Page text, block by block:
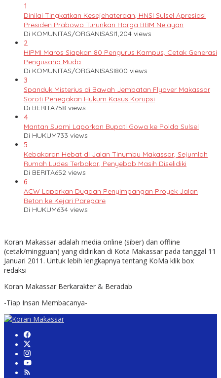
1
Dinilai Tingkatkan Kesejehateraan, HNSI Sulsel Apresiasi
Presiden Prabowo Turunkan Harga BBM Nelayan
Di KOMUNITAS/ORGANISASI1,204 views
2
HIPMI Maros Siapkan 80 Pengurus Kampus, Cetak Generasi
Pengusaha Muda
Di KOMUNITAS/ORGANISASI800 views
3
Spanduk Misterius di Bawah Jembatan Flyover Makassar
Soroti Penegakan Hukum Kasus Korupsi
Di BERITA758 views
4
Mantan Suami Laporkan Bupati Gowa ke Polda Sulsel
Di HUKUM733 views
5
Kebakaran Hebat di Jalan Tinumbu Makassar, Sejumlah
Rumah Ludes Terbakar, Penyebab Masih Diselidiki
Di BERITA652 views
6
ACW Laporkan Dugaan Penyimpangan Proyek Jalan
Beton ke Kejari Parepare
Di HUKUM634 views
Koran Makassar adalah media online (siber) dan offline
(cetak/mingguan) yang didirikan di Kota Makassar pada tanggal 11
Januari 2011. Untuk lebih lengkapnya tentang KoMa klik box
redaksi
Koran Makassar Berkarakter & Beradab
-Tiap Insan Membacanya-